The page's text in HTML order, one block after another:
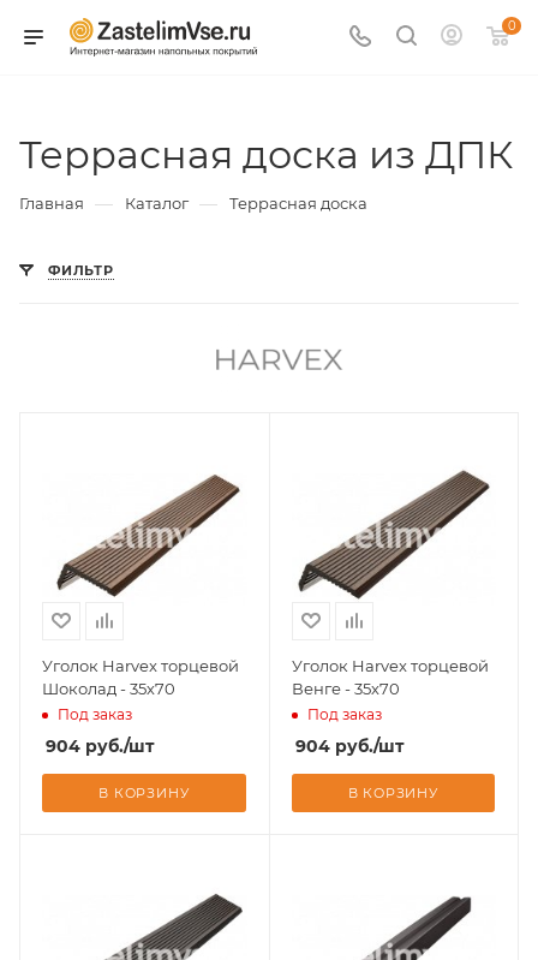
0
Террасная доска из ДПК
Главная — Каталог — Террасная доска
ФИЛЬТР
Уголок Harvex торцевой
Шоколад - 35х70
Под заказ
904 руб./шт
В КОРЗИНУ
Уголок Harvex торцевой
Венге - 35х70
Под заказ
904руб./шт
В КОРЗИНУ